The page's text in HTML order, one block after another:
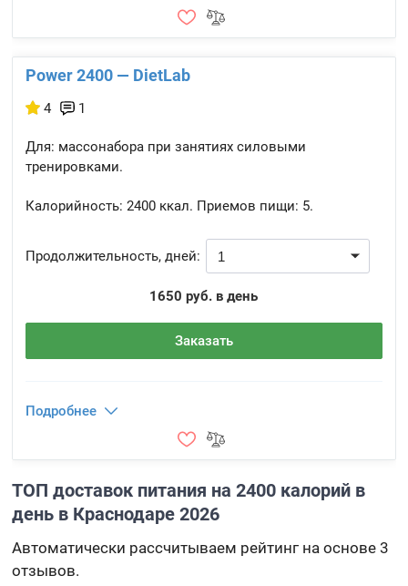
Power 2400 — DietLab
4 1
Для: массонабора при занятиях силовыми
тренировками.
Калорийность: 2400 ккал. Приемов пищи: 5.
Продолжительность, дней:
1650 руб. в день
Заказать
Подробнее
ТОП доставок питания на 2400 калорий в
день в Краснодаре 2026
Автоматически рассчитываем рейтинг на основе 3
отзывов.